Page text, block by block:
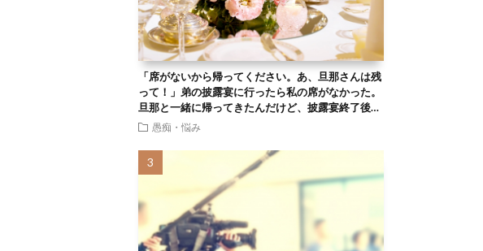
「席がないから帰ってください。あ、旦那さんは残
って！」弟の披露宴に行ったら私の席がなかった。
旦那と一緒に帰ってきたんだけど、披露宴終了後…
愚痴・悩み